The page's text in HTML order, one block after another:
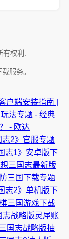
权利.
服务。
户端安装指南 |
法专题 - 经典
- 欧达
志2》官服专题
志1》安卓版下
三国志最新版
三国下载专题
志2》单机版下
三国游戏下载
志战略版灵犀账
三国志战略版抽